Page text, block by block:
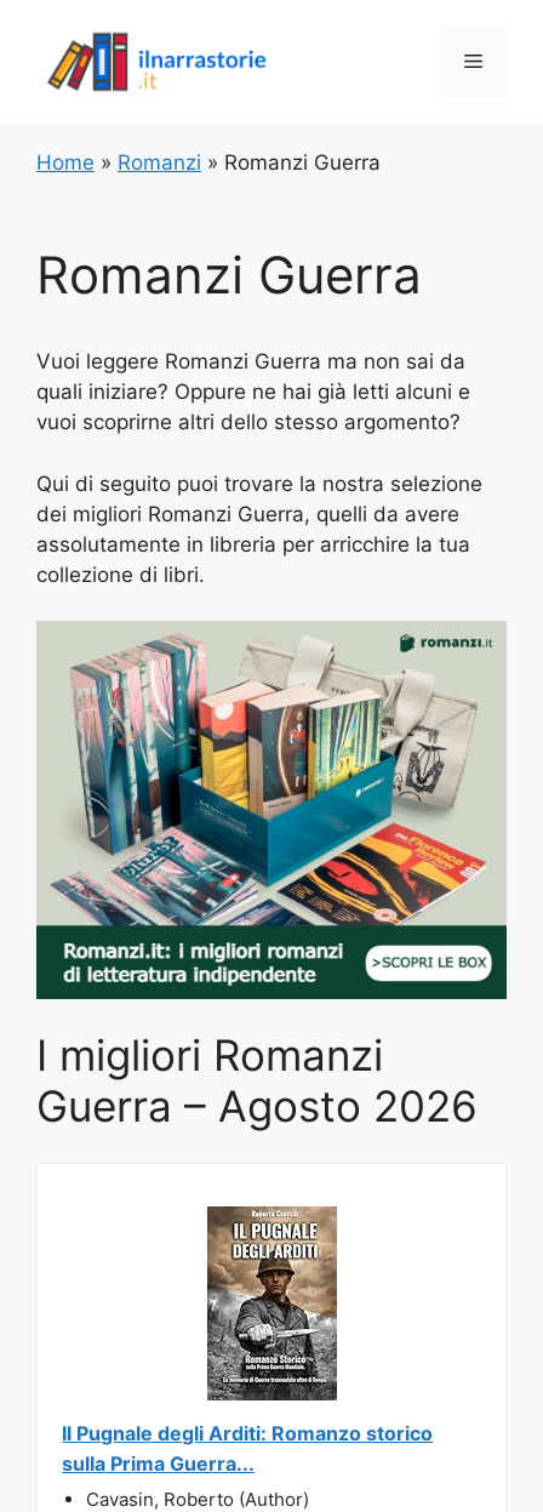
contenuto
Menu
Home » Romanzi » Romanzi Guerra
Romanzi Guerra
Vuoi leggere Romanzi Guerra ma non sai da
quali iniziare? Oppure ne hai già letti alcuni e
vuoi scoprirne altri dello stesso argomento?
Qui di seguito puoi trovare la nostra selezione
dei migliori Romanzi Guerra, quelli da avere
assolutamente in libreria per arricchire la tua
collezione di libri.
I migliori Romanzi
Guerra – Agosto 2026
Il Pugnale degli Arditi: Romanzo storico
sulla Prima Guerra...
Cavasin, Roberto (Author)